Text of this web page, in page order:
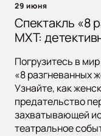
29 июня
Спектакль «8
МХТ:
Погрузитесь в
«8 разгневанных
Узнайте, как
предательство
захватывающей
театральное